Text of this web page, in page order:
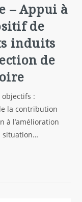
– Appui à
de
induits
de
:
la contribution
à l’amélioration
situation…